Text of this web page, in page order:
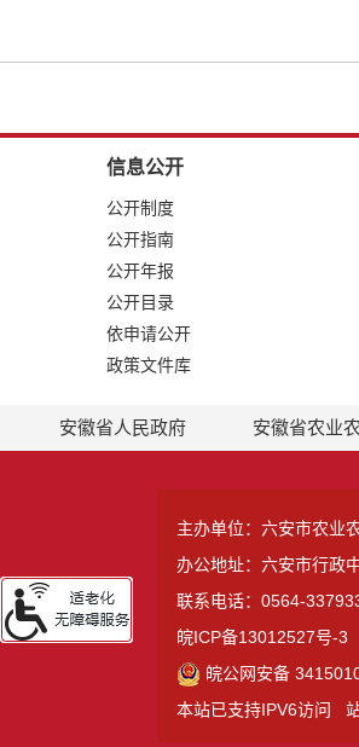
信息公开
公开制度
公开指南
公开年报
公开目录
依申请公开
政策文件库
安徽省人民政府 安徽省农业
主办单位：六安市农业
办公地址：六安市行政
联系电话：0564-
皖ICP备13012527号-3
皖公网安备
本站已支持IPV6访问